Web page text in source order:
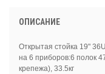
ОПИСАНИЕ
Открытая стойка 19"
на 6 приборов:6 полок
крепежа), 33.5кг